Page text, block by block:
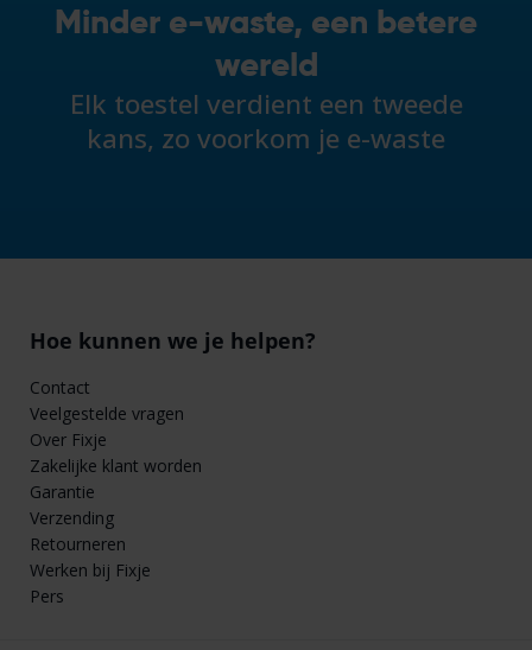
Minder e-waste, een betere
wereld
Elk toestel verdient een tweede
kans, zo voorkom je e-waste
Hoe kunnen we je helpen?
Contact
Veelgestelde vragen
Over Fixje
Zakelijke klant worden
Garantie
Verzending
Retourneren
Werken bij Fixje
Pers